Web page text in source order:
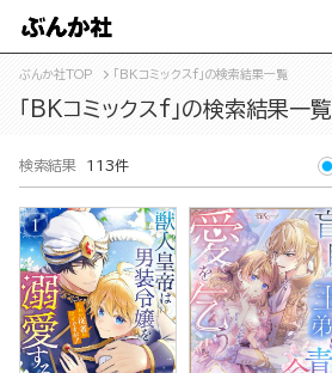
ぶんか社TOP 「BKコミックスf」の検索結果一覧
「BKコミックスf」の検索結果一覧
検索結果 113件